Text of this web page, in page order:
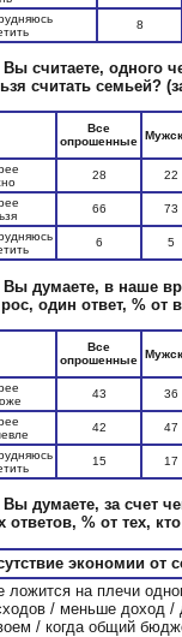
8
Вы считаете, одного
считать семьей?
Все
опрошенные
28 22
66 73
6 5
Вы думаете, в наше
один ответ, % от
Все
опрошенные
43 36
42 47
15 17
Вы думаете, за счет
ответов, % от тех,
экономии от
ложится на плечи
/ меньше доход /
/ когда общий